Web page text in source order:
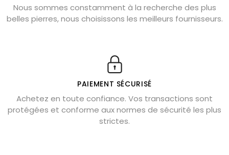
Chrysocolle : pierre apaisante
Obsidienne dorée : vertus et signification
Véritable citrine naturelle non chauffée
Où placer la citrine dans la maison
Cornaline : propriétés magiques
Capricorne : quelles pierres choisir
Nous sommes constamment à la recherche des plus
belles pierres, nous choisissons les meilleurs fournisseurs.
PAIEMENT SÉCURISÉ
Achetez en toute confiance. Vos transactions sont
protégées et conforme aux normes de sécurité les plus
strictes.